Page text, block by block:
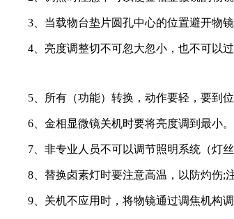
3、当载物台垫片圆孔中心的位置避开物镜
4、亮度调整切不可忽大忽小，也不可以过
5、所有（功能）转换，动作要轻，要到位
6、金相显微镜关机时要将亮度调到最小。
7、非专业人员不可以调节照明系统（灯丝
8、替换卤素灯时要注意高温，以防灼伤;注
9、关机不应用时，将物镜通过调焦机构调